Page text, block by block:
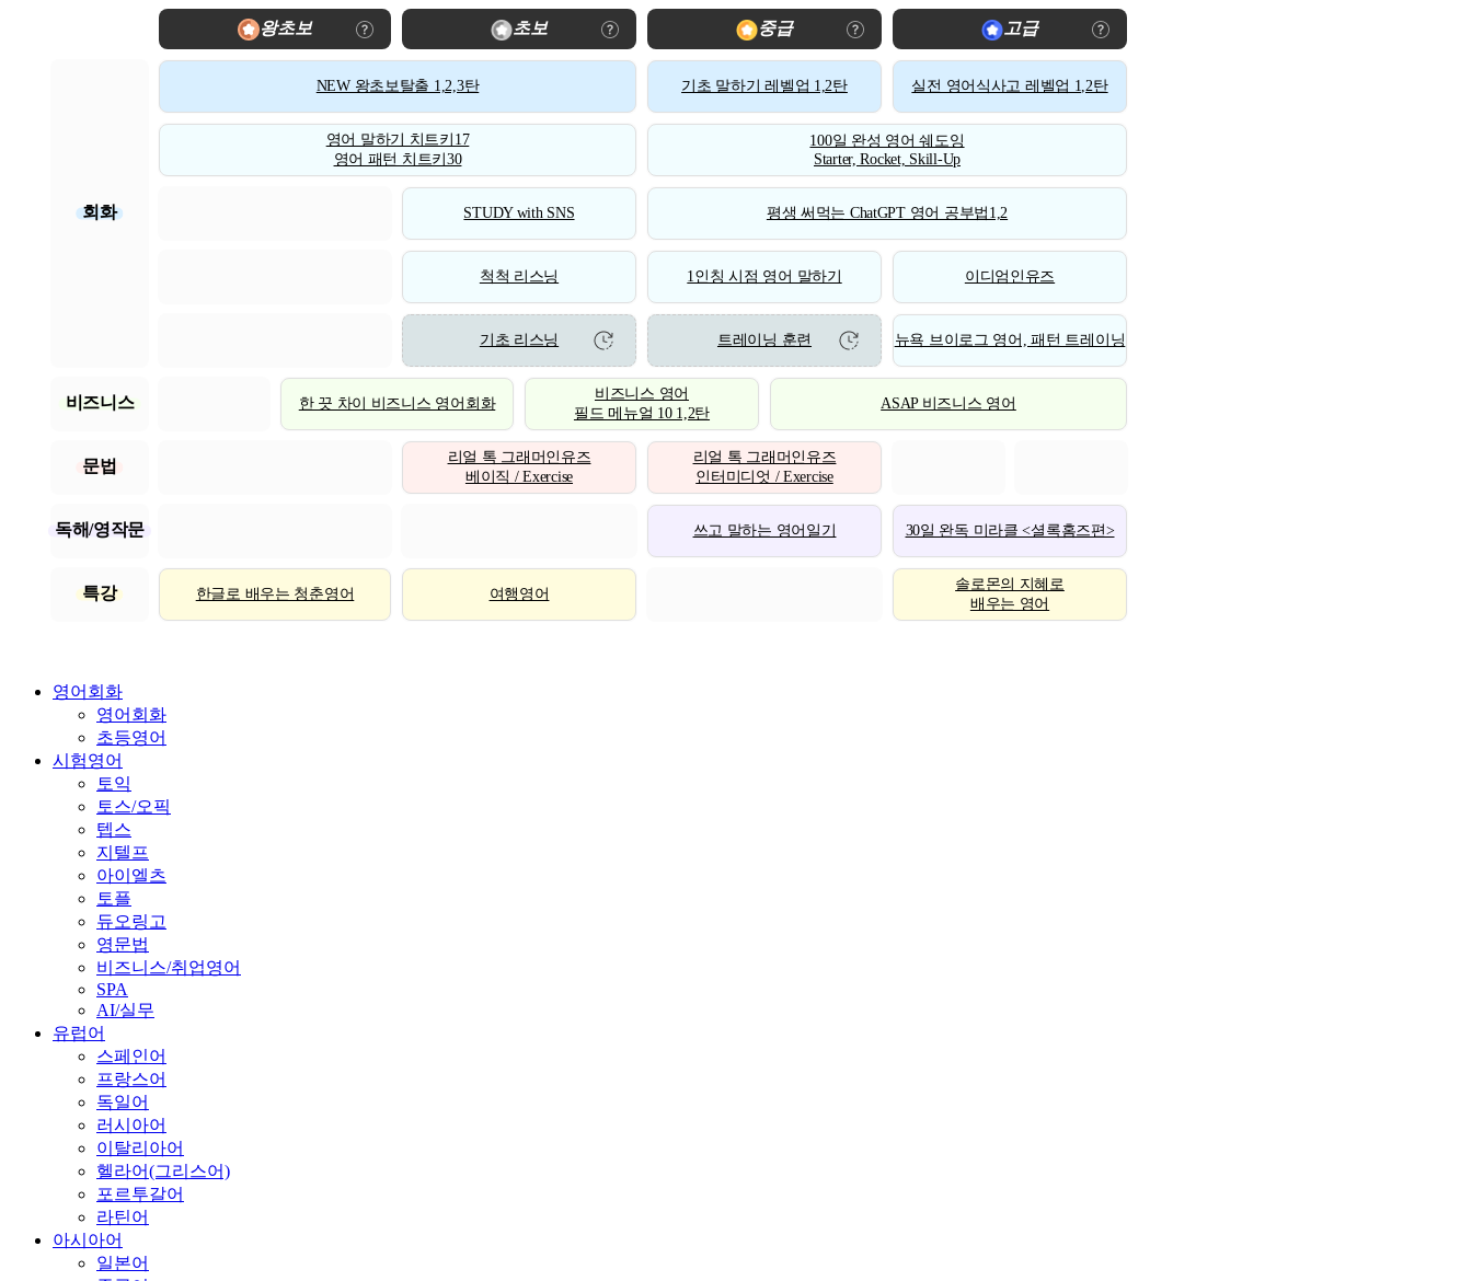
왕초보 초보 중급 고급
회화
NEW 왕초보탈출 1,2,3탄 기초 말하기 레벨업 1,2탄 실전 영어식사고 레벨업 1,2탄
영어 말하기 치트키17
영어 패턴 치트키30
100일 완성 영어 쉐도잉
Starter, Rocket, Skill-Up
STUDY with SNS 평생 써먹는 ChatGPT 영어 공부법1,2
척척 리스닝 1인칭 시점 영어 말하기 이디엄인유즈
기초 리스닝 트레이닝 훈련 뉴욕 브이로그 영어, 패턴 트레이닝
비즈니스 한 끗 차이 비즈니스 영어회화
비즈니스 영어
필드 메뉴얼 10 1,2탄
ASAP 비즈니스 영어
문법
리얼 톡 그래머인유즈
베이직 / Exercise
리얼 톡 그래머인유즈
인터미디엇 / Exercise
독해/영작문 쓰고 말하는 영어일기 30일 완독 미라클 <셜록홈즈편>
특강 한글로 배우는 청춘영어 여행영어
솔로몬의 지혜로
배우는 영어
영어회화
영어회화
초등영어
시험영어
토익
토스/오픽
텝스
지텔프
아이엘츠
토플
듀오링고
영문법
비즈니스/취업영어
SPA
AI/실무
유럽어
스페인어
프랑스어
독일어
러시아어
이탈리아어
헬라어(그리스어)
포르투갈어
라틴어
아시아어
일본어